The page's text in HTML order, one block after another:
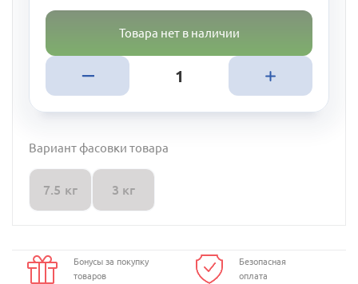
Товара нет в наличии
Вариант фасовки товара
7.5 кг 3 кг
Бонусы за покупку
товаров
Безопасная
оплата